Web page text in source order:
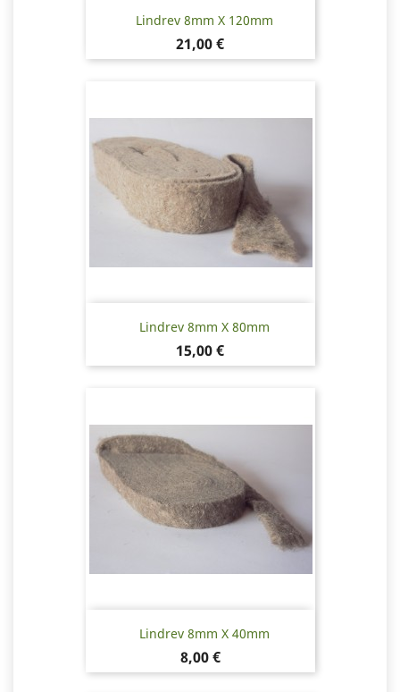
Lindrev 8mm X 120mm
Pris
21,00 €
Lindrev 8mm X 80mm
Pris
15,00 €
Lindrev 8mm X 40mm
Pris
8,00 €